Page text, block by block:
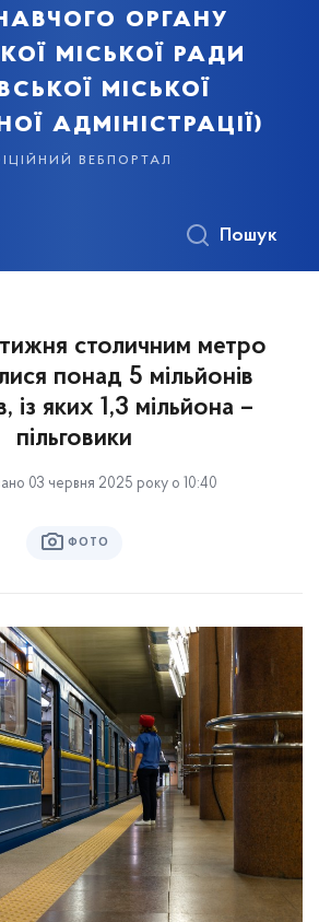
органу
міської ради
міської
адміністрації)
вебпортал
Пошук
столичним метро
понад 5 мільйонів
із яких 1,3 мільйона –
пільговики
03 червня 2025 року о 10:40
ФОТО